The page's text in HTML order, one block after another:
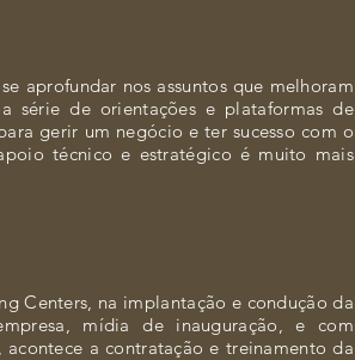
aprofundar nos assuntos que melhoram
série de orientações e plataformas de
gerir um negócio e ter sucesso com o
técnico e estratégico é muito mais
Centers, na implantação e condução da
mídia de inauguração, e com
a contratação e treinamento da